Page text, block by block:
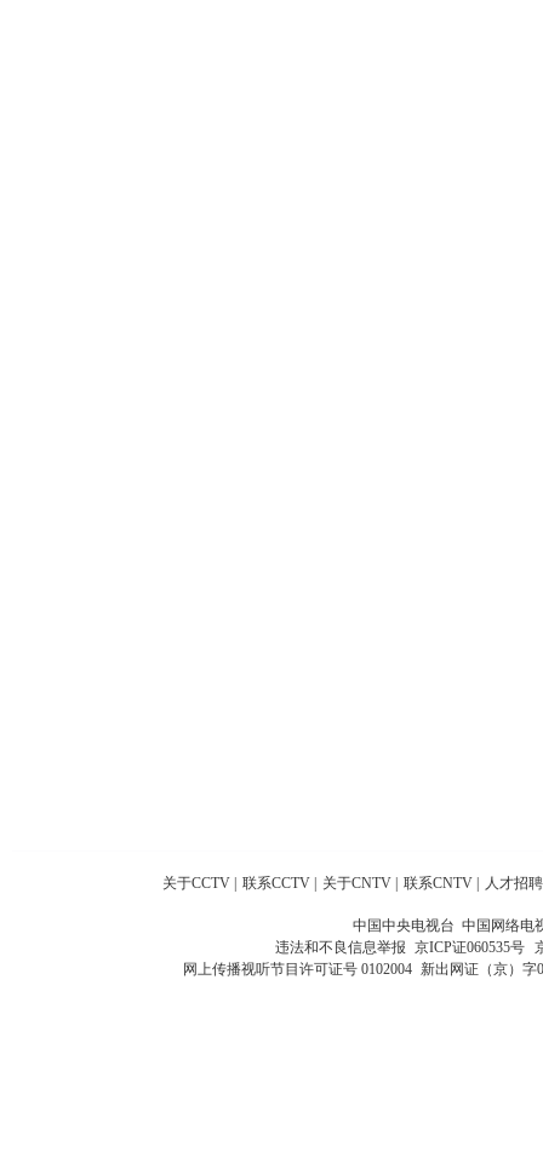
关于CCTV 联系CCTV 关于CNTV 联系CNTV 人才招聘
中国中央电视台 中国网络电
违法和不良信息举报 京ICP证060535号
网上传播视听节目许可证号 0102004 新出网证（京）